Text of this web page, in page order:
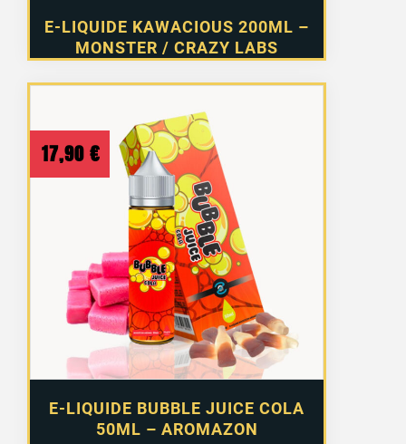
E-LIQUIDE KAWACIOUS 200ML –
MONSTER / CRAZY LABS
E-LIQUIDE BUBBLE JUICE COLA
50ML – AROMAZON
17,90 €